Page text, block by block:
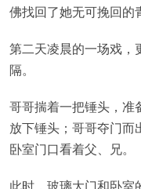
佛找回了她无可挽回的
第二天凌晨的一场戏，
隔。
哥哥揣着一把锤头，准
放下锤头；哥哥夺门而
卧室门口看着父、兄。
此时，玻璃大门和卧室